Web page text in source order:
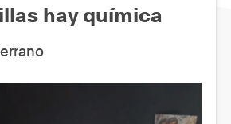
hay química